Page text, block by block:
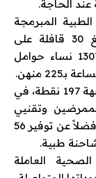
الحاجة.
المبرمجة
في إطار برنامجي رعاية 2025 و2026 بلغ 30 قافلة على
مستوى أقاليم الجهة، مشيرًا إلى إحصاء 1307 نساء حوامل
منهن.
كما بلغ عدد نقاط التجمع عالية الخطورة بالجهة 197 نقطة، في
303 أطباء و443 من الممرضين وتقنيي
الصحة والقابلات، إلى جانب 41 إداريًا وتقنيًا، فضلاً عن توفير 56
العاملة